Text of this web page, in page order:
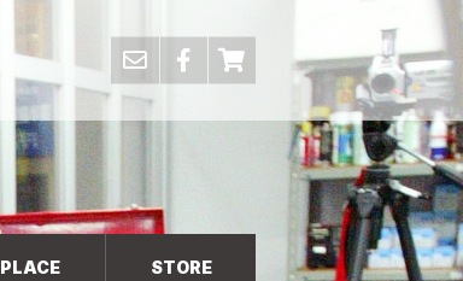
PLACE STORE